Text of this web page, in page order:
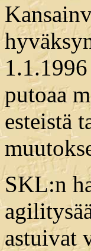
putoaa
esteistä
SKL:n
astuivat